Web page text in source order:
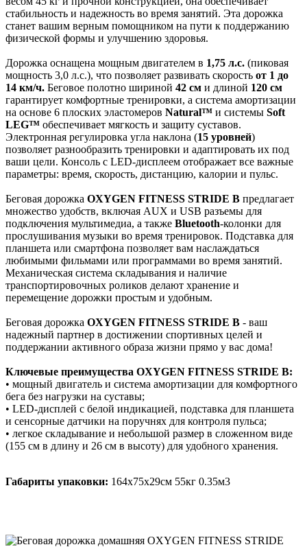
стабильность и надежность во время занятий. Эта дорожка
станет вашим верным помощником на пути к поддержанию
физической формы и улучшению здоровья.
Дорожка оснащена мощным двигателем в 1,75 л.с. (пиковая
мощность 3,0 л.с.), что позволяет развивать скорость от 1 до
14 км/ч. Беговое полотно шириной 42 см и длиной 120 см
гарантирует комфортные тренировки, а система амортизации
на основе 6 плоских эластомеров Natural™ и системы Soft
LEG™ обеспечивает мягкость и защиту суставов.
Электронная регулировка угла наклона (15 уровней)
позволяет разнообразить тренировки и адаптировать их под
ваши цели. Консоль с LED-дисплеем отображает все важные
параметры: время, скорость, дистанцию, калории и пульс.
Беговая дорожка OXYGEN FITNESS STRIDE B предлагает
множество удобств, включая AUX и USB разъемы для
подключения мультимедиа, а также Bluetooth-колонки для
прослушивания музыки во время тренировок. Подставка для
планшета или смартфона позволяет вам наслаждаться
любимыми фильмами или программами во время занятий.
Механическая система складывания и наличие
транспортировочных роликов делают хранение и
перемещение дорожки простым и удобным.
Беговая дорожка OXYGEN FITNESS STRIDE B - ваш
надежный партнер в достижении спортивных целей и
поддержании активного образа жизни прямо у вас дома!
Ключевые преимущества OXYGEN FITNESS STRIDE B:
• мощный двигатель и система амортизации для комфортного
бега без нагрузки на суставы;
• LED-дисплей с белой индикацией, подставка для планшета
и сенсорные датчики на поручнях для контроля пульса;
• легкое складывание и небольшой размер в сложенном виде
(155 см в длину и 26 см в высоту) для удобного хранения.
Габариты упаковки: 164х75х29см 55кг 0.35м3